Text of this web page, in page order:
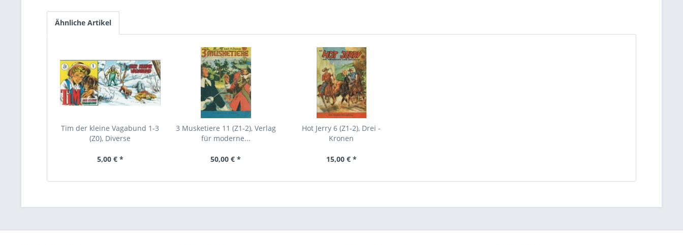
Ähnliche Artikel
Tim der kleine Vagabund 1-3
(Z0), Diverse
5,00 € *
3 Musketiere 11 (Z1-2), Verlag
für moderne...
50,00 € *
Hot Jerry 6 (Z1-2), Drei -
Kronen
15,00 € *